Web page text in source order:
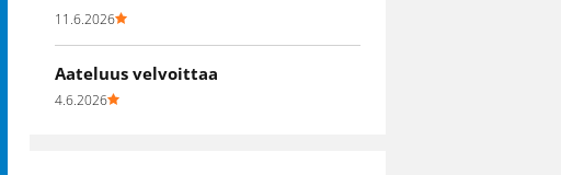
11.6.2026
Aateluus velvoittaa
4.6.2026